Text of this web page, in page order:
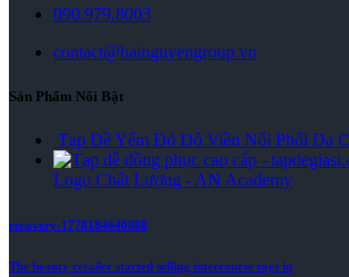
090.979.8003
contact@hainguyengroup.vn
Sản Phẩm Nổi Bật
Tạp Dề Yếm Đỏ Đô Viền Nổi Phối Da
Logo Chất Lượng - AN Academy
recovery-1778184640888
The beauty retailer started selling intercourse toys in